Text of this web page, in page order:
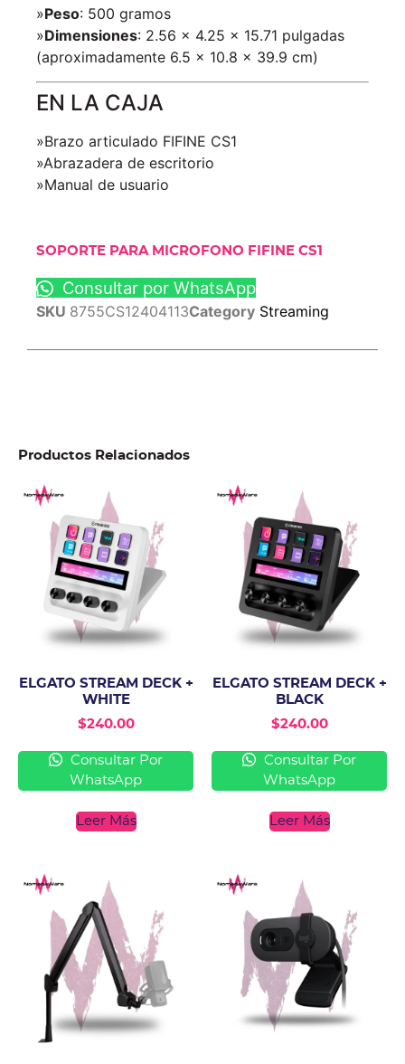
»Peso: 500 gramos
»Dimensiones: 2.56 x 4.25 x 15.71 pulgadas
(aproximadamente 6.5 x 10.8 x 39.9 cm)
EN LA CAJA
»Brazo articulado FIFINE CS1
»Abrazadera de escritorio
»Manual de usuario
SOPORTE PARA MICROFONO FIFINE CS1
Consultar por WhatsApp
SKU 8755CS12404113Category Streaming
Productos Relacionados
ELGATO STREAM DECK +
WHITE
$240.00
Consultar Por
WhatsApp
Leer Más
ELGATO STREAM DECK +
BLACK
$240.00
Consultar Por
WhatsApp
Leer Más